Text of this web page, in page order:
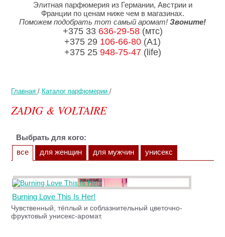
Главная / Каталог парфюмерии /
ZADIG & VOLTAIRE
Выбрать для кого:
все
для женщин для мужчин унисекс
Burning Love This Is Her!
Чувственный, тёплый и соблазнительный цветочно-
фруктовый унисекс-аромат.
Элитная парфюмерия из Германии, Австрии и
Франции по ценам ниже чем в магазинах.
Поможем подобрать тот самый аромат! Звоните!
+375 33 636-29-58(мтс)
+375 29 106-66-80 (A1)
+375 25 948-75-47(life)